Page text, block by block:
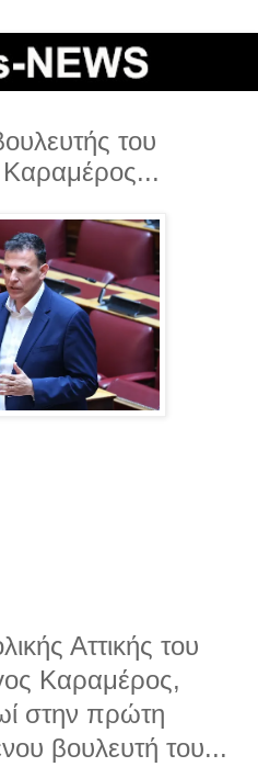
του
Αττικής του
Καραμέρος,
στην πρώτη
βουλευτή του...